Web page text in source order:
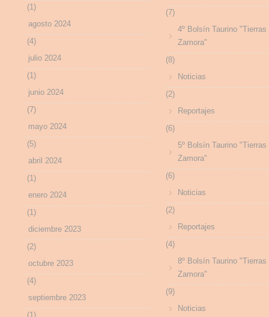
(1)
agosto 2024
(4)
julio 2024
(1)
junio 2024
(7)
mayo 2024
(5)
abril 2024
(1)
enero 2024
(1)
diciembre 2023
(2)
octubre 2023
(4)
septiembre 2023
(1)
(7)
4º Bolsín Taurino "Tierras
Zamora"
(8)
Noticias
(2)
Reportajes
(6)
5º Bolsín Taurino "Tierras
Zamora"
(6)
Noticias
(2)
Reportajes
(4)
8º Bolsín Taurino "Tierras
Zamora"
(9)
Noticias